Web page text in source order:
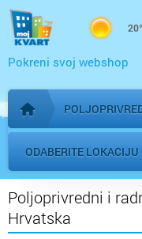
Pokreni svoj webshop
Početna stranica
ODABERITE LOKACIJU
Poljoprivredni i
Hrvatska